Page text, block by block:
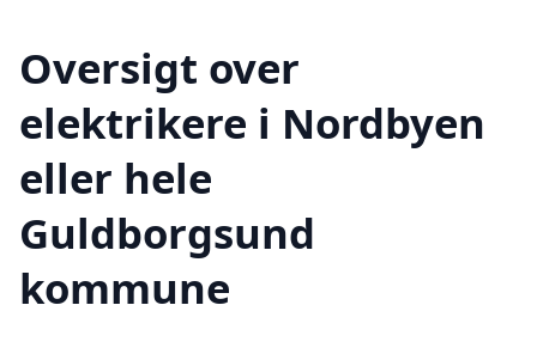
Oversigt over
elektrikere i Nordbyen
eller hele
Guldborgsund
kommune